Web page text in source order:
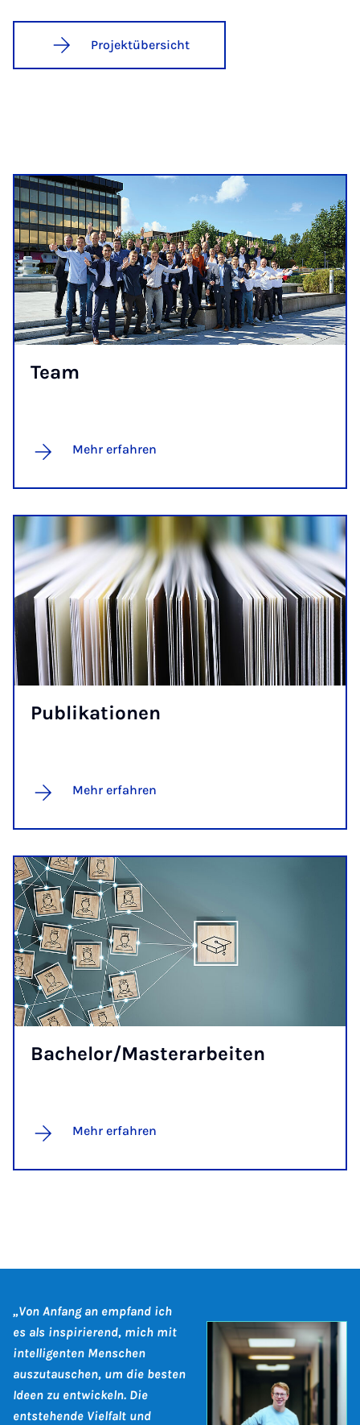
Projektübersicht
Team
Mehr erfahren
Pu­bli­ka­ti­o­nen
Mehr erfahren
Ba­che­lor/Mas­ter­a­r­bei­ten
Mehr erfahren
„Von Anfang an empfand ich
es als inspirierend, mich mit
intelligenten Menschen
auszutauschen, um die besten
Ideen zu entwickeln. Die
entstehende Vielfalt und